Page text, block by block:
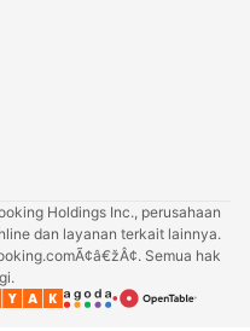
Holdings Inc., perusahaan
dan layanan terkait lainnya.
Semua hak